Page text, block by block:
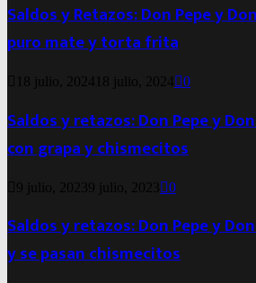
Saldos y Retazos: Don Pepe y
puro mate y torta frita
18 julio, 2024 18 julio, 2024 0
Saldos y retazos: Don Pepe y
con grapa y chismecitos
9 julio, 20239 julio, 2023 0
Saldos y retazos: Don Pepe y
y se pasan chismecitos